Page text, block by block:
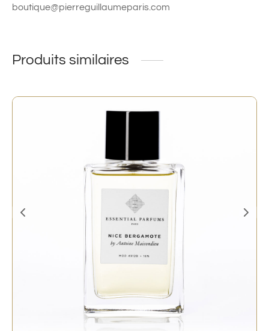
boutique@pierreguillaumeparis.com
Produits similaires